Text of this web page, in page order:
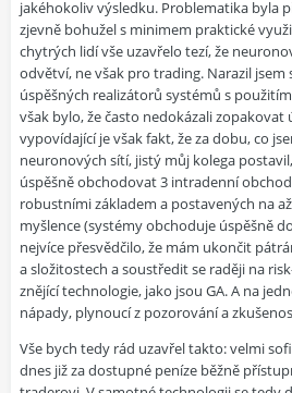
jakéhokoliv výsledku. Problematika byla
zjevně bohužel s minimem praktické
chytrých lidí vše uzavřelo tezí, že
odvětví, ne však pro trading. Narazil
úspěšných realizátorů systémů s
však bylo, že často nedokázali zopakovat
vypovídající je však fakt, že za dobu, co
neuronových sítí, jistý můj kolega
úspěšně obchodovat 3 intradenní
robustními základem a postavených na
myšlence (systémy obchoduje úspěšně
nejvíce přesvědčilo, že mám ukončit
a složitostech a soustředit se raději na
znějící technologie, jako jsou GA. A na
nápady, plynoucí z pozorování a
Vše bych tedy rád uzavřel takto: velmi
dnes již za dostupné peníze běžně